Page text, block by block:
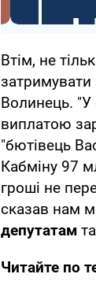
Втім, не
затримувати
Волинець. "У
виплатою
"бютівець
Кабміну 97
гроші не
сказав нам
депутатам
Читайте по